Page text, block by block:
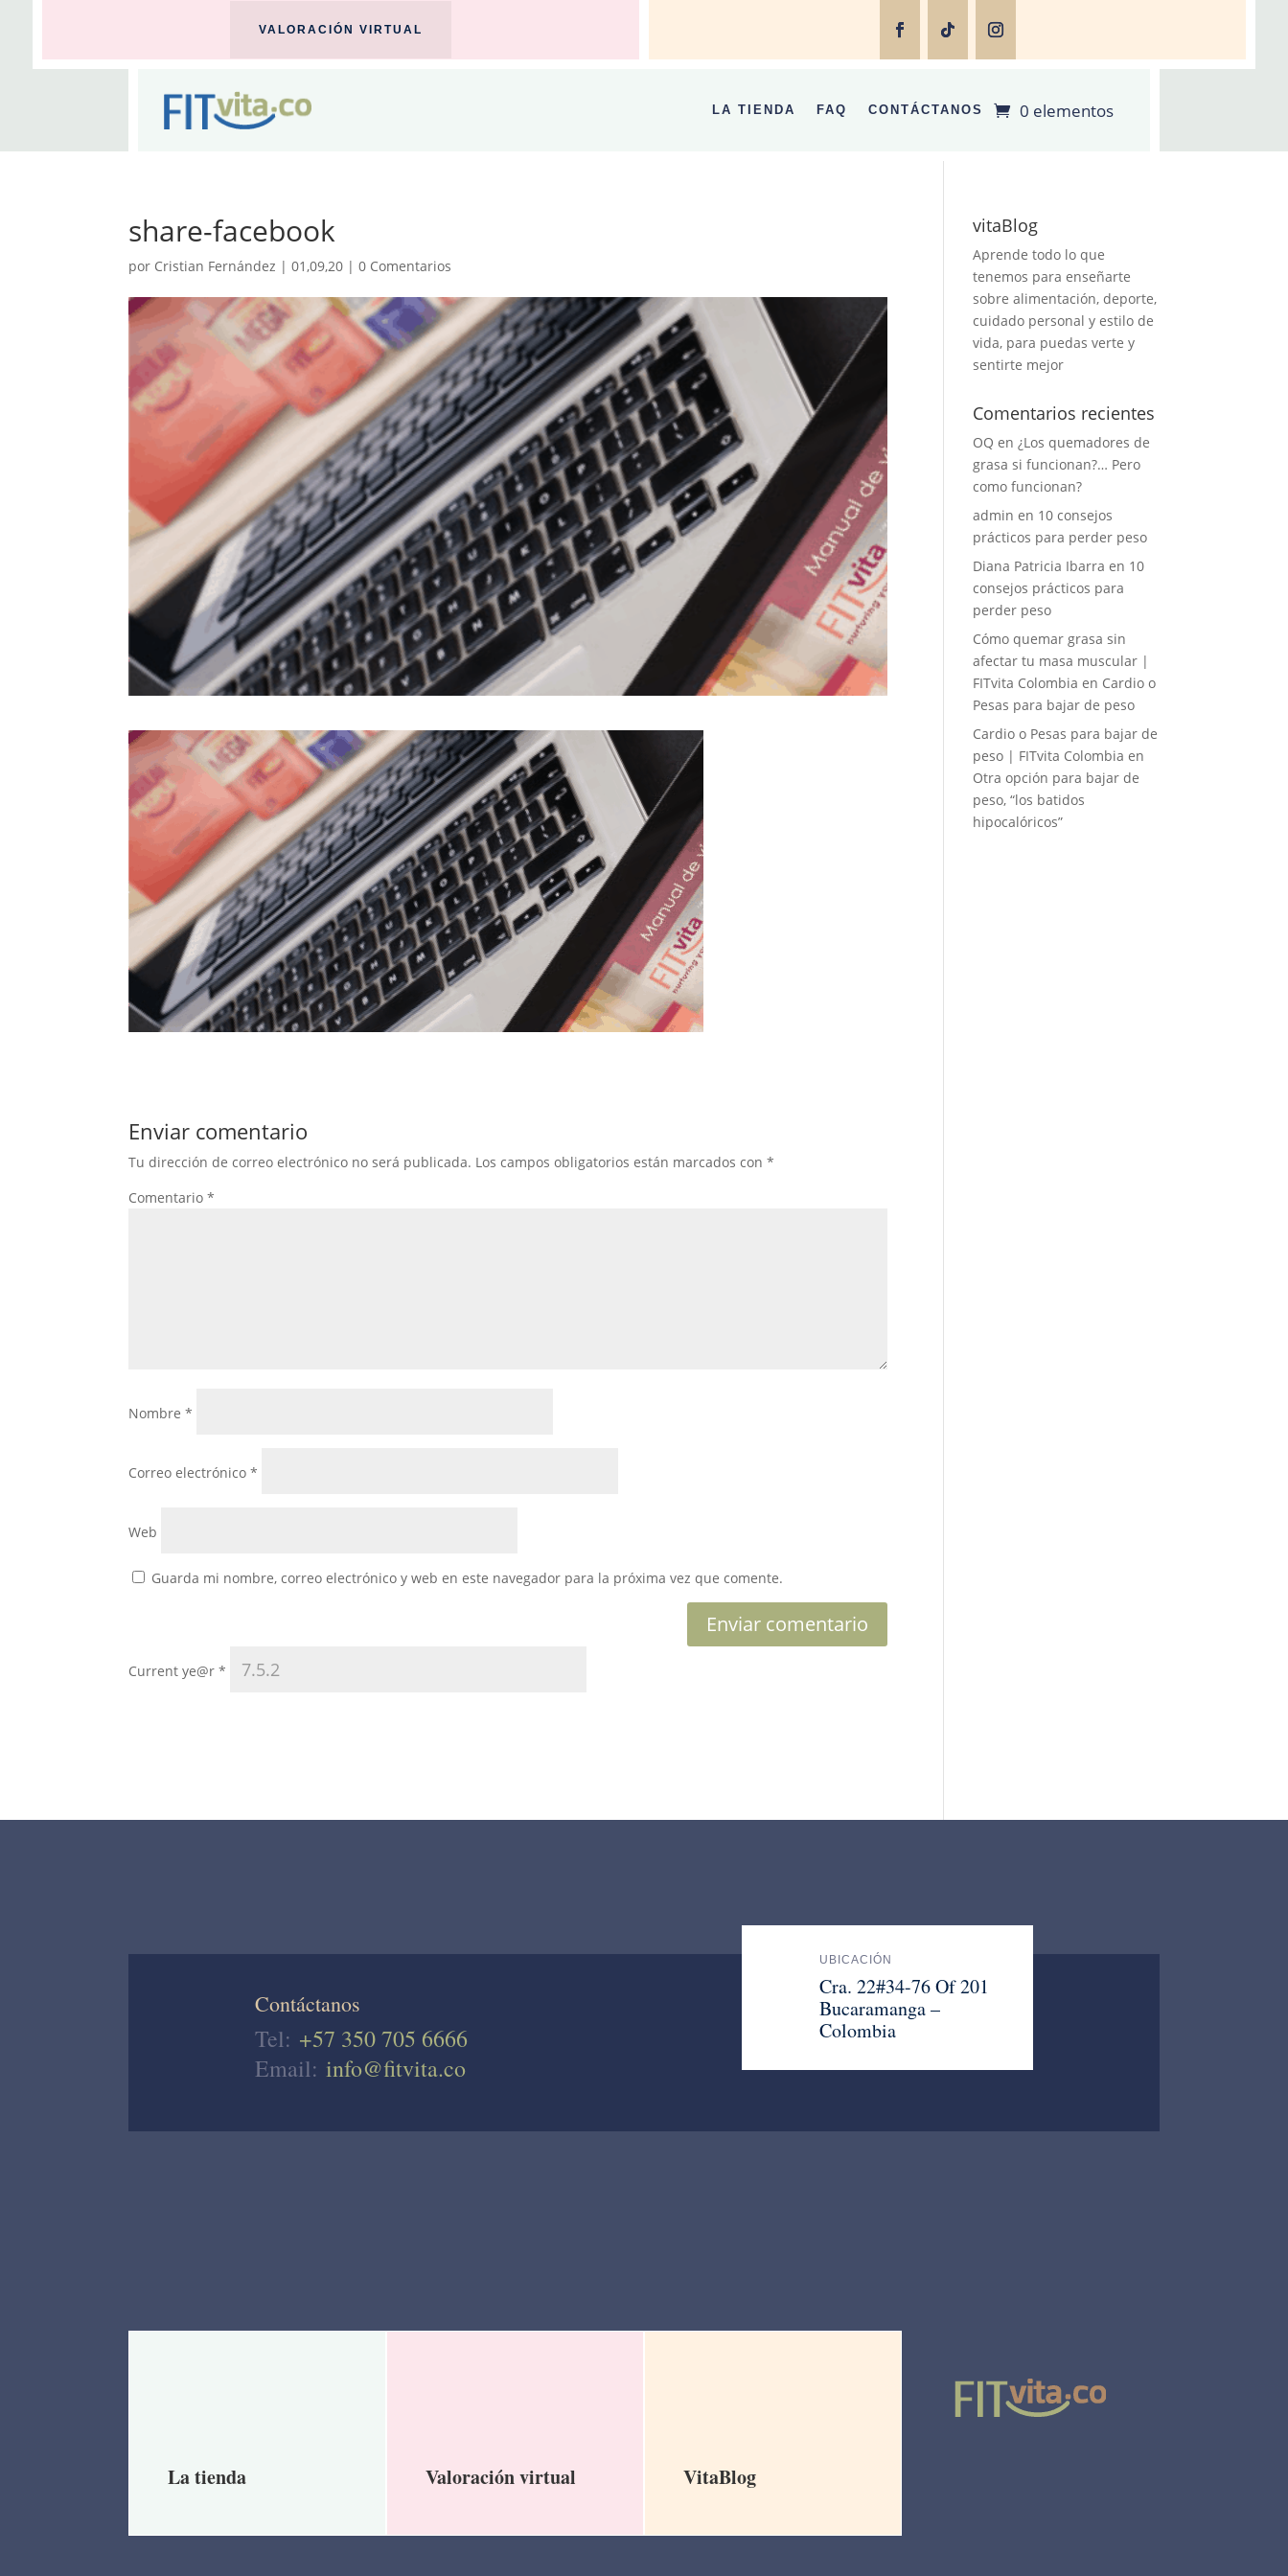
VALORACIÓN VIRTUAL
LA TIENDA FAQ CONTÁCTANOS 0 elementos
share-facebook
por Cristian Fernández |01,09,20 |0 Comentarios
Enviar comentario
Tu dirección de correo electrónico no será publicada. Los campos obligatorios están marcados con*
Comentario*
Nombre*
Correo electrónico*
Web
Guarda mi nombre, correo electrónico y web en este navegador para la próxima vez que comente.
Current ye@r*
vitaBlog
Aprende todo lo que
tenemos para enseñarte
sobre alimentación, deporte,
cuidado personal y estilo de
vida, para puedas verte y
sentirte mejor
Comentarios recientes
OQ en¿Los quemadores de
grasa si funcionan?… Pero
como funcionan?
admin en 10 consejos
prácticos para perder peso
Diana Patricia Ibarra en 10
consejos prácticos para
perder peso
Cómo quemar grasa sin
afectar tu masa muscular |
FITvita Colombia en Cardio o
Pesas para bajar de peso
Cardio o Pesas para bajar de
peso | FITvita Colombia en
Otra opción para bajar de
peso, “los batidos
hipocalóricos”
Contáctanos
Tel: +57 350 705 6666
Email: info@fitvita.co
UBICACIÓN
Cra. 22#34-76 Of 201
Bucaramanga –
Colombia
La tienda Valoración virtual VitaBlog